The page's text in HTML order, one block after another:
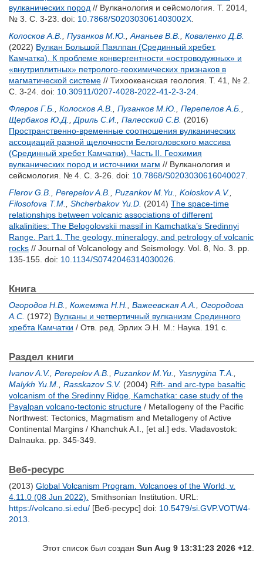
вулканических пород // Вулканология и сейсмология. Т. 2014,
№ 3. С. 3-23. doi: 10.7868/S020303061403002X
Колосков А.В.
Пузанков М.Ю. Ананьев В.В.
Коваленко Д.В.
(2022) Вулкан Большой Паялпан (Cрединный хребет,
Камчатка). К проблеме конвергентности «островодужных» и
«внутриплитных» петролого-геохимических признаков в
магматической системе // Тихоокеанская геология. Т. 41, № 2.
С. 3-24. doi: 10.30911/0207-4028-2022-41-2-3-24
Флеров Г.Б.
Колосков А.В. Пузанков М.Ю. Перепелов А.Б.
Щербаков Ю.Д.
Дриль С.И. Палесский С.В. (2016)
Пространственно-временные соотношения вулканических
ассоциаций разной щелочности Белоголовского массива
(Срединный хребет Камчатки). Часть II. Геохимия
вулканических пород и источники магм // Вулканология и
сейсмология. № 4. С. 3-26. doi: 10.7868/S0203030616040027
Flerov G.B.
Perepelov A.B. Puzankov M.Yu. Koloskov A.V.
Filosofova T.M.
Shcherbakov Yu.D. (2014) The space-time
relationships between volcanic associations of different
alkalinities: The Belogolovskii massif in Kamchatka’s Sredinnyi
Range. Part 1. The geology, mineralogy, and petrology of volcanic
rocks // Journal of Volcanology and Seismology. Vol. 8, No. 3. pp.
135-155. doi: 10.1134/S0742046314030026
Книга
Огородов Н.В. Кожемяка Н.Н. Важеевская А.А.
Огородова
А.С. (1972) Вулканы и четвертичный вулканизм Срединного
хребта Камчатки / Отв. ред. Эрлих Э.Н. М.: Наука. 191 с.
Раздел книги
Ivanov A.V. Perepelov A.B. Puzankov M.Yu. Yasnygina T.A.
Malykh Yu.M.
Rasskazov S.V. (2004) Rift- and arc-type basaltic
volcanism of the Sredinny Ridge, Kamchatka: case study of the
Payalpan volcano-tectonic structure / Metallogeny of the Pacific
Northwest: Tectonics, Magmatism and Metallogeny of Active
Continental Margins / Khanchuk A.I. [et al.] eds. Vladavostok:
Dalnauka. pp. 345-349.
Веб-ресурс
(2013) Global Volcanism Program. Volcanoes of the World, v.
4.11.0 (08 Jun 2022). Smithsonian Institution. URL:
https://volcano.si.edu/ [Веб-ресурс] doi: 10.5479/si.GVP.VOTW4-
2013
Этот список был создан Sun Aug 9 13:31:23 2026 +12